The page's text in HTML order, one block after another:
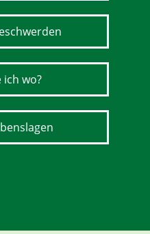
ich wo?